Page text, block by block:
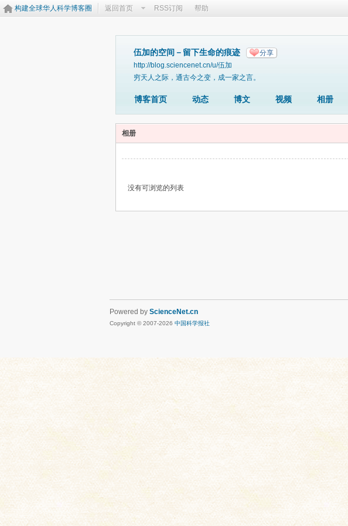
构建全球华人科学博客圈 返回首页 RSS订阅 帮助
伍加的空间－留下生命的痕迹 分享
http://blog.sciencenet.cn/u/伍加
穷天人之际，通古今之变，成一家之言。
博客首页 动态 博文 视频 相册
相册
没有可浏览的列表
Powered by ScienceNet.cn
Copyright © 2007-2026 中国科学报社